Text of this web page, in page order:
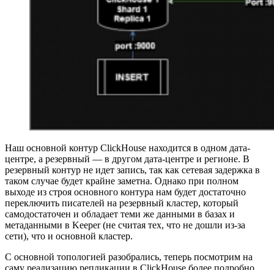
Наш основной контур ClickHouse находится в одном дата-
центре, а резервный — в другом дата-центре и регионе. В
резервный контур не идет запись, так как сетевая задержка в
таком случае будет крайне заметна. Однако при полном
выходе из строя основного контура нам будет достаточно
переключить писателей на резервный кластер, который
самодостаточен и обладает теми же данными в базах и
метаданными в Keeper (не считая тех, что не дошли из-за
сети), что и основной кластер.
С основной топологией разобрались, теперь посмотрим на